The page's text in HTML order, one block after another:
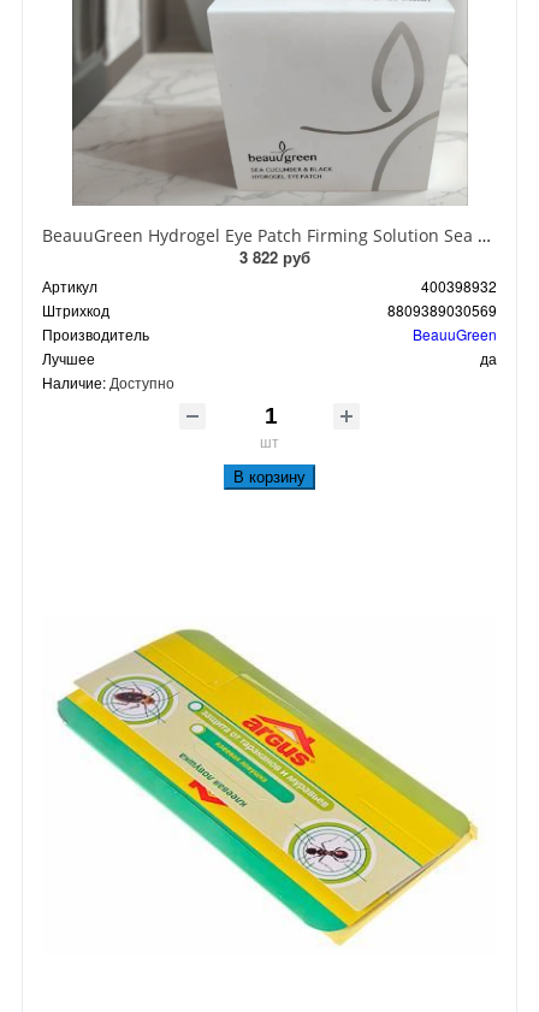
BeauuGreen Hydrogel Eye Patch Firming Solution Sea Cocumber & Black Гидрогелевые патчи для кожи вокруг глаз с экстрактом черного морского огурца 60 шт 90 гр
3 822 руб
Артикул
400398932
Штрихкод
8809389030569
Производитель
BeauuGreen
Лучшее
да
Наличие: Доступно
шт
В корзину